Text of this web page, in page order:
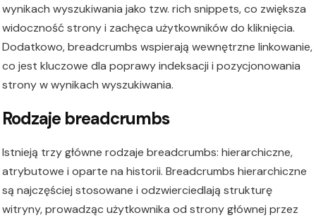
wynikach wyszukiwania jako tzw. rich snippets, co zwiększa
widoczność strony i zachęca użytkowników do kliknięcia.
Dodatkowo, breadcrumbs wspierają wewnętrzne linkowanie,
co jest kluczowe dla poprawy indeksacji i pozycjonowania
strony w wynikach wyszukiwania.
Rodzaje breadcrumbs
Istnieją trzy główne rodzaje breadcrumbs: hierarchiczne,
atrybutowe i oparte na historii. Breadcrumbs hierarchiczne
są najczęściej stosowane i odzwierciedlają strukturę
witryny, prowadząc użytkownika od strony głównej przez